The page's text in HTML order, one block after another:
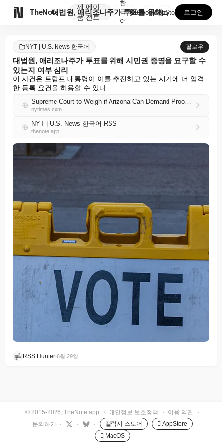
TheNote
제
품
에이
전트
대법원, 애리조나주가 투표를 위해 시민권 증명을 요구할...
한
국
어
GooglePlay
AppStore 로그인
NYT | U.S. News 한국어 팔로우
대법원, 애리조나주가 투표를 위해 시민권 증명을 요구할 수
있는지 여부 심리
이 사건은 트럼프 대통령이 이를 추진하고 있는 시기에 더 엄격
한 등록 요건을 허용할 수 있다.
Supreme Court to Weigh if Arizona Can Demand Proof of Citizenship to Vote
nytimes.com
NYT | U.S. News 한국어 RSS
thenote.app
RSS Hunter•6월 29일
© 2015-2026, TheNote.app · 개인정보 보호정책 · 이용 약관
·
문의하기
· · · 갤럭시 스토어
 AppStore
 MacOS